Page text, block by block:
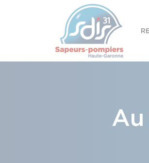
Au
Panneau de gestion des cookies